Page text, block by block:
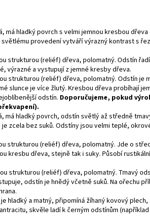
má hladký povrch s velmi jemnou kresbou
světlému provedení vytváří výrazný kontrast s
strukturou (reliéf) dřeva, polomatný. Odstín
výrazné a vystupují z jemné kresby dřeva.
strukturou (reliéf) dřeva, polomatný. Odstín je
slunce je více žlutý. Kresbou dřeva probíhají
odstín. Doporučujeme, pokud
má hladký povrch, odstín světlý až středně
zcela bez suků. Odstíny jsou velmi teplé,
strukturou (reliéf) dřeva, polomatný. Jde o
kresbu dřeva, stejně tak i suky. Působí
strukturou (reliéf) dřeva, polomatný. Tmavý
odstín je hnědý včetně suků. Na ořechu
hladký a matný, připomíná žíhaný kovový
skvěle ladí k černým odstínům (například